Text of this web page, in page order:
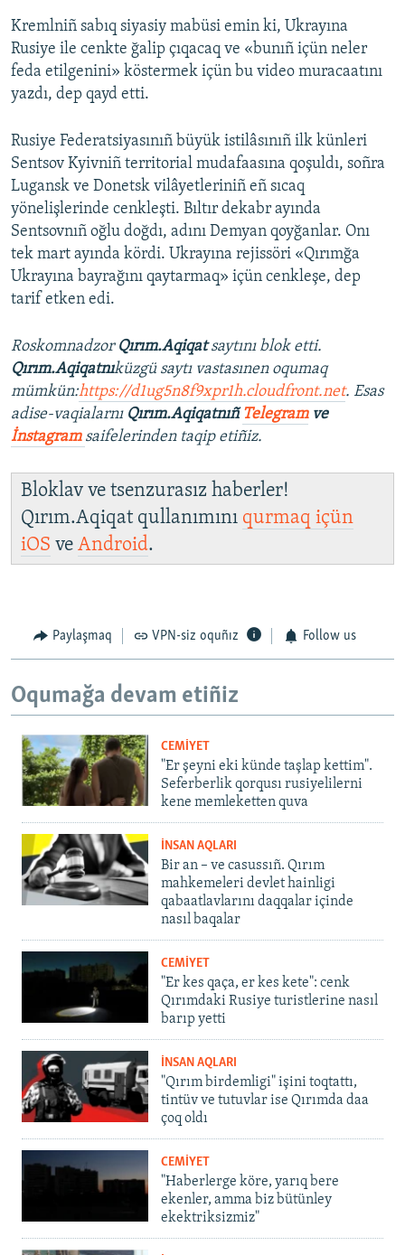
Kremlniñ sabıq siyasiy mabüsi emin ki, Ukrayına
Rusiye ile cenkte ğalip çıqacaq ve «bunıñ içün neler
feda etilgenini» köstermek içün bu video muracaatını
yazdı, dep qayd etti.
Rusiye Federatsiyasınıñ büyük istilâsınıñ ilk künleri
Sentsov Kyivniñ territorial mudafaasına qoşuldı, soñra
Lugansk ve Donetsk vilâyetleriniñ eñ sıcaq
yönelişlerinde cenkleşti. Bıltır dekabr ayında
Sentsovnıñ oğlu doğdı, adını Demyan qoyğanlar. Onı
tek mart ayında kördi. Ukrayına rejissöri «Qırımğa
Ukrayına bayrağını qaytarmaq» içün cenkleşe, dep
tarif etken edi.
Roskomnadzor Qırım.Aqiqatsaytını blok etti.
Qırım.Aqiqatnıküzgü saytı vastasınen oqumaq
mümkün:https://d1ug5n8f9xpr1h.cloudfront.net. Esas
adise-vaqialarnı Qırım.Aqiqatnıñ Telegramve
İnstagram saifelerinden taqip etiñiz.
Bloklav ve tsenzurasız haberler!
Qırım.Aqiqat qullanımını qurmaq içün
iOS ve Android.
Paylaşmaq VPN-siz oquñız Follow us
Oqumağa devam etiñiz
CEMİYET
"Er şeyni eki künde taşlap kettim".
Seferberlik qorqusı rusiyelilerni
kene memleketten quva
İNSAN AQLARI
Bir an – ve casussıñ. Qırım
mahkemeleri devlet hainligi
qabaatlavlarını daqqalar içinde
nasıl baqalar
CEMİYET
"Er kes qaça, er kes kete": cenk
Qırımdaki Rusiye turistlerine nasıl
barıp yetti
İNSAN AQLARI
"Qırım birdemligi" işini toqtattı,
tintüv ve tutuvlar ise Qırımda daa
çoq oldı
CEMİYET
"Haberlerge köre, yarıq bere
ekenler, amma biz bütünley
ekektriksizmiz"